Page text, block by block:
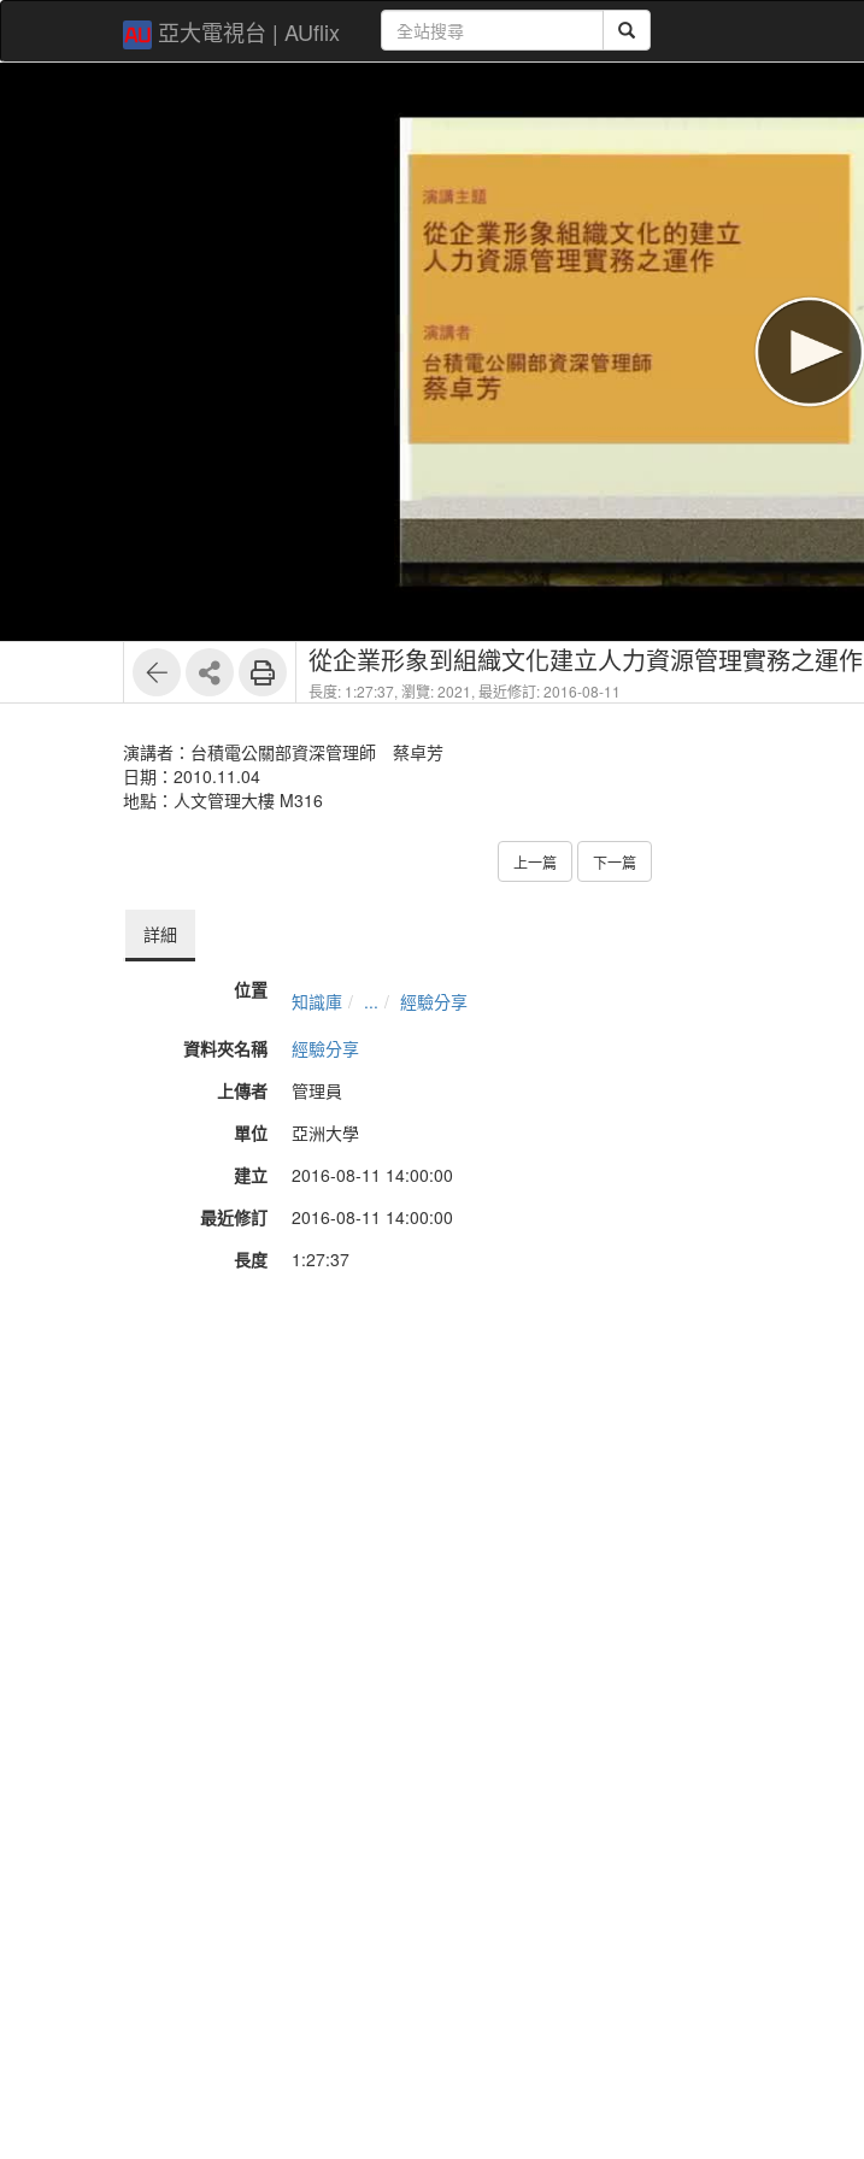
亞大電視台 | AUflix
從企業形象到組織文化建立人力資源管理實務之運作
長度: 1:27:37, 瀏覽: 2021, 最近修訂: 2016-08-11
演講者：台積電公關部資深管理師 蔡卓芳
日期：2010.11.04
地點：人文管理大樓 M316
上一篇 下一篇
詳細
位置 知識庫 ...
經驗分享
資料夾名稱
經驗分享
上傳者
管理員
單位
亞洲大學
建立
2016-08-11 14:00:00
最近修訂
2016-08-11 14:00:00
長度
1:27:37